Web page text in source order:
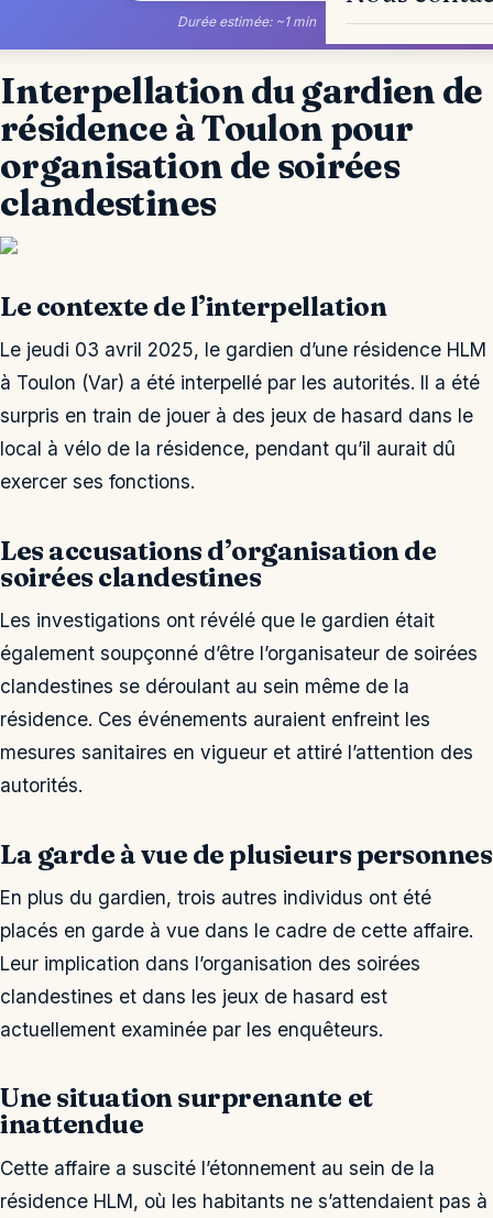
Durée estimée: ~1 min
Interpellation du gardien de
résidence à Toulon pour
organisation de soirées
clandestines
Le contexte de l’interpellation
Le jeudi 03 avril 2025, le gardien d’une résidence HLM
à Toulon (Var) a été interpellé par les autorités. Il a été
surpris en train de jouer à des jeux de hasard dans le
local à vélo de la résidence, pendant qu’il aurait dû
exercer ses fonctions.
Les accusations d’organisation de
soirées clandestines
Les investigations ont révélé que le gardien était
également soupçonné d’être l’organisateur de soirées
clandestines se déroulant au sein même de la
résidence. Ces événements auraient enfreint les
mesures sanitaires en vigueur et attiré l’attention des
autorités.
La garde à vue de plusieurs personnes
En plus du gardien, trois autres individus ont été
placés en garde à vue dans le cadre de cette affaire.
Leur implication dans l’organisation des soirées
clandestines et dans les jeux de hasard est
actuellement examinée par les enquêteurs.
Une situation surprenante et
inattendue
Cette affaire a suscité l’étonnement au sein de la
résidence HLM, où les habitants ne s’attendaient pas à